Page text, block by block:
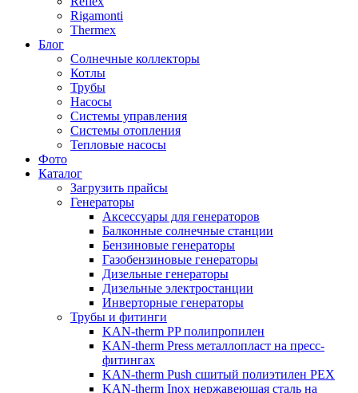
Rigamonti
Thermex
Блог
Солнечные коллекторы
Котлы
Трубы
Насосы
Системы управления
Системы отопления
Тепловые насосы
Фото
Каталог
Загрузить прайсы
Генераторы
Аксессуары для генераторов
Балконные солнечные станции
Бензиновые генераторы
Газобензиновые генераторы
Дизельные генераторы
Дизельные электростанции
Инверторные генераторы
Трубы и фитинги
KAN-therm PP полипропилен
KAN-therm Рress металлопласт на пресс-
фитингах
KAN-therm Push сшитый полиэтилен PEX
KAN-therm Inox нержавеющая сталь на